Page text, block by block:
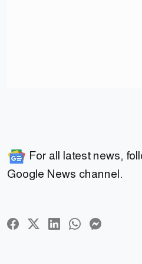
For all latest news,
Google News channel.